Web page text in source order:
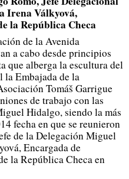
Irena Válkyová,
la República Checa
de la Avenida
a cabo desde principios
que alberga la escultura del
la Embajada de la
Tomáš Garrigue
de trabajo con las
Hidalgo, siendo la más
fecha en que se reunieron
de la Delegación Miguel
Encargada de
la República Checa en